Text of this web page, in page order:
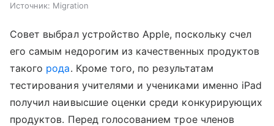
Источник: Migration
Совет выбрал устройство Apple, поскольку счел
его самым недорогим из качественных продуктов
такого рода. Кроме того, по результатам
тестирования учителями и учениками именно iPad
получил наивысшие оценки среди конкурирующих
продуктов. Перед голосованием трое членов